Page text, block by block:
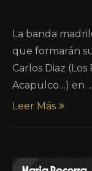
La banda
que formarán
Carlos Diaz
Acapulco…) en
Leer Más